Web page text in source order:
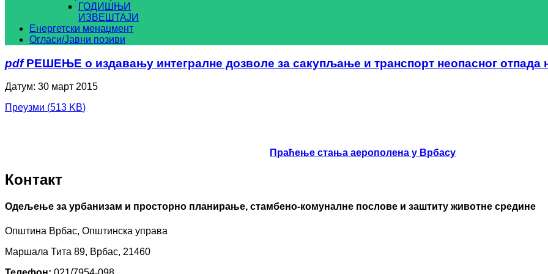
ГОДИШЊИ
ИЗВЕШТАЈИ
Енергетски менаџмент
Огласи/Јавни позиви
pdf РЕШЕЊЕ о издавању интегралне дозволе зa сакупљање и транспорт неопасног отпада
Датум: 30 март 2015
Преузми (513 KB)
Праћење стања аерополена у Врбасу
Контакт
Одељење за урбанизам и просторно планирање, стамбено-комуналне послове и заштиту животне средине
Општина Врбас, Општинска управа
Маршала Тита 89, Врбас, 21460